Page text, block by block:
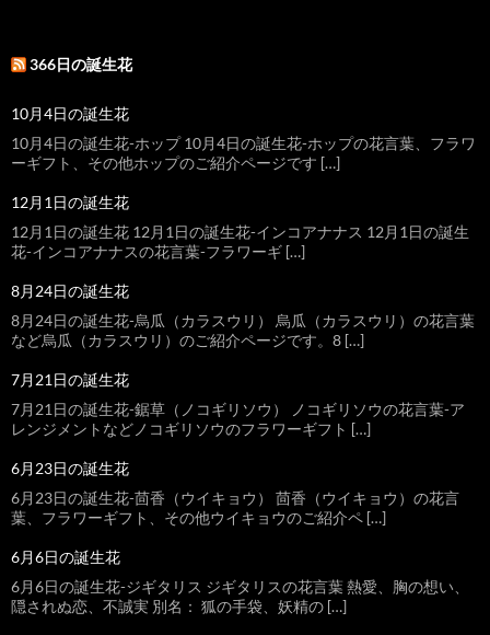
366日の誕生花
10月4日の誕生花
10月4日の誕生花-ホップ 10月4日の誕生花-ホップの花言葉、フラワ
ーギフト、その他ホップのご紹介ページです […]
12月1日の誕生花
12月1日の誕生花 12月1日の誕生花-インコアナナス 12月1日の誕生
花-インコアナナスの花言葉-フラワーギ […]
8月24日の誕生花
8月24日の誕生花-烏瓜（カラスウリ） 烏瓜（カラスウリ）の花言葉
など烏瓜（カラスウリ）のご紹介ページです。8 […]
7月21日の誕生花
7月21日の誕生花-鋸草（ノコギリソウ） ノコギリソウの花言葉-ア
レンジメントなどノコギリソウのフラワーギフト […]
6月23日の誕生花
6月23日の誕生花-茴香（ウイキョウ） 茴香（ウイキョウ）の花言
葉、フラワーギフト、その他ウイキョウのご紹介ペ […]
6月6日の誕生花
6月6日の誕生花-ジギタリス ジギタリスの花言葉 熱愛、胸の想い、
隠されぬ恋、不誠実 別名： 狐の手袋、妖精の […]